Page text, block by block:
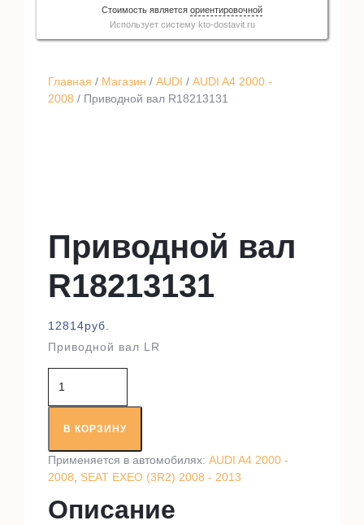
Главная / Магазин / AUDI / AUDI A4 2000 -
2008 / Приводной вал R18213131
Приводной вал
R18213131
12814руб.
Приводной вал LR
товара
Приводной
валВ КОРЗИНУ
Применяется в автомобилях: AUDI A4 2000 -
2008
SEAT EXEO (3R2) 2008 - 2013
Описание
Стоимость является ориентировочной
Использует систему kto-dostavit.ru